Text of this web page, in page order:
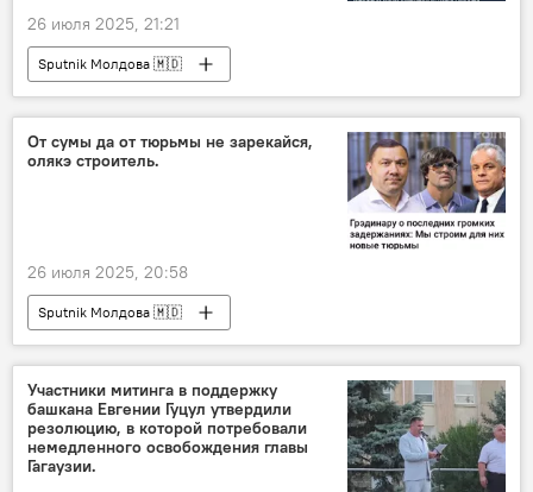
26 июля 2025, 21:21
Sputnik Молдова 🇲🇩
От сумы да от тюрьмы не зарекайся,
олякэ строитель.
26 июля 2025, 20:58
Sputnik Молдова 🇲🇩
Участники митинга в поддержку
башкана Евгении Гуцул утвердили
резолюцию, в которой потребовали
немедленного освобождения главы
Гагаузии.